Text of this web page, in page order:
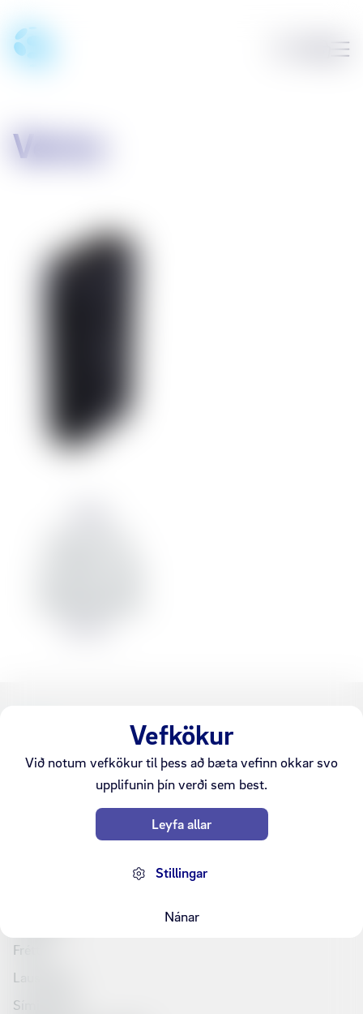
Verico
Ármúli 25, 108 Reykjavík
Kt. 6801262240
Fréttir
Laus störf
Síminn Pay
Vefkökur
Við notum vefkökur til þess að bæta vefinn okkar svo
upplifunin þín verði sem best.
Leyfa allar
Stillingar
Nánar